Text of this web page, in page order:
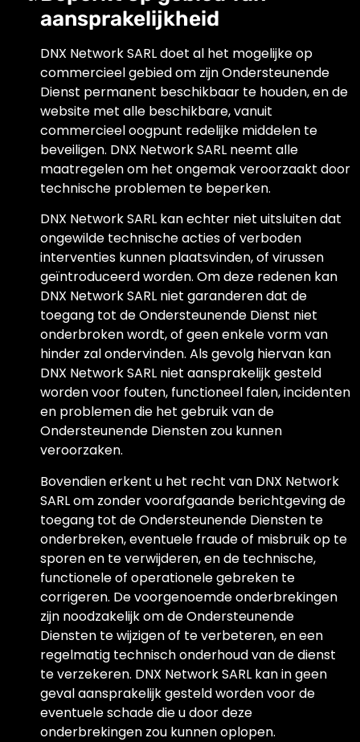
aansprakelijkheid
DNX Network SARL doet al het mogelijke op
commercieel gebied om zijn Ondersteunende
Dienst permanent beschikbaar te houden, en de
website met alle beschikbare, vanuit
commercieel oogpunt redelijke middelen te
beveiligen. DNX Network SARL neemt alle
maatregelen om het ongemak veroorzaakt door
technische problemen te beperken.
DNX Network SARL kan echter niet uitsluiten dat
ongewilde technische acties of verboden
interventies kunnen plaatsvinden, of virussen
geïntroduceerd worden. Om deze redenen kan
DNX Network SARL niet garanderen dat de
toegang tot de Ondersteunende Dienst niet
onderbroken wordt, of geen enkele vorm van
hinder zal ondervinden. Als gevolg hiervan kan
DNX Network SARL niet aansprakelijk gesteld
worden voor fouten, functioneel falen, incidenten
en problemen die het gebruik van de
Ondersteunende Diensten zou kunnen
veroorzaken.
Bovendien erkent u het recht van DNX Network
SARL om zonder voorafgaande berichtgeving de
toegang tot de Ondersteunende Diensten te
onderbreken, eventuele fraude of misbruik op te
sporen en te verwijderen, en de technische,
functionele of operationele gebreken te
corrigeren. De voorgenoemde onderbrekingen
zijn noodzakelijk om de Ondersteunende
Diensten te wijzigen of te verbeteren, en een
regelmatig technisch onderhoud van de dienst
te verzekeren. DNX Network SARL kan in geen
geval aansprakelijk gesteld worden voor de
eventuele schade die u door deze
onderbrekingen zou kunnen oplopen.